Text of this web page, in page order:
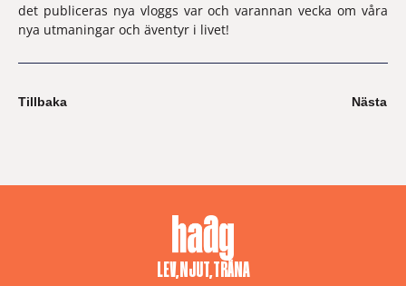
det publiceras nya vloggs var och varannan vecka om våra
nya utmaningar och äventyr i livet!
Tillbaka Nästa
LEV, NJUT, TRÄNA